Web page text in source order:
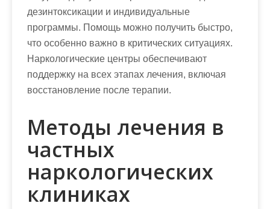
дезинтоксикации и индивидуальные
программы. Помощь можно получить быстро,
что особенно важно в критических ситуациях.
Наркологические центры обеспечивают
поддержку на всех этапах лечения, включая
восстановление после терапии.
Методы лечения в
частных
наркологических
клиниках